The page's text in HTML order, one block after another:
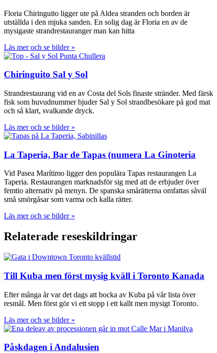
Floria Chiringuito ligger ute på Aldea stranden och borden är
utställda i den mjuka sanden. En solig dag är Floria en av de
mysigaste strandrestauranger man kan hitta
Läs mer och se bilder »
Chiringuito Sal y Sol
Strandrestaurang vid en av Costa del Sols finaste stränder. Med färsk
fisk som huvudnummer bjuder Sal y Sol strandbesökare på god mat
och så klart, svalkande dryck.
Läs mer och se bilder »
La Taperia, Bar de Tapas (numera La Ginoteria
Vid Pasea Marítimo ligger den populära Tapas restaurangen La
Taperia. Restaurangen marknadsför sig med att de erbjuder över
femtio alternativ på menyn. De spanska smårätterna omfattas såväl
små smörgåsar som varma och kalla rätter.
Läs mer och se bilder »
Relaterade reseskildringar
Till Kuba men först mysig kväll i Toronto Kanada
Efter många år var det dags att bocka av Kuba på vår lista över
resmål. Men först gör vi ett stopp i ett kallt men mysigt Toronto.
Läs mer och se bilder »
Påskdagen i Andalusien